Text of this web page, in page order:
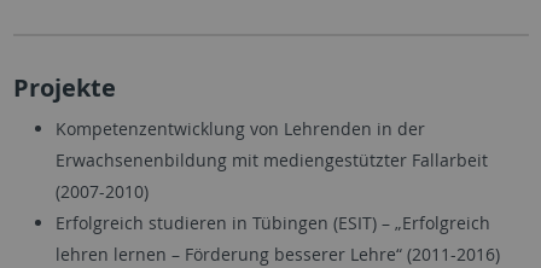
Projekte
Kompetenzentwicklung von Lehrenden in der
Erwachsenenbildung mit mediengestützter Fallarbeit
(2007-2010)
Erfolgreich studieren in Tübingen (ESIT) – „Erfolgreich
lehren lernen – Förderung besserer Lehre“ (2011-2016)